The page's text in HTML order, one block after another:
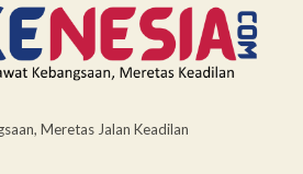
Meretas Jalan Keadilan